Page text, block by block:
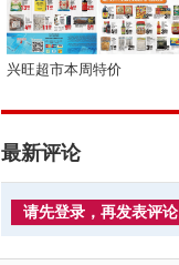
兴旺超市本周特价
最新评论
请先登录，再发表评论